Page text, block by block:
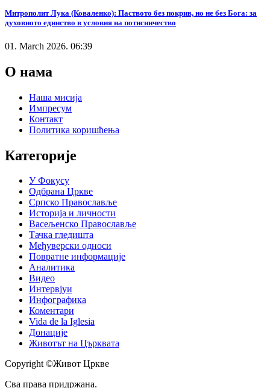
Митрополит Лука (Коваленко): Паството без покрив, но не без Бога: за
духовното единство в условия на потисничество
01. March 2026. 06:39
О нама
Наша мисија
Импресум
Контакт
Политика коришћења
Категорије
У Фокусу
Одбрана Цркве
Српско Православље
Историја и личности
Васељенско Православље
Тачка гледишта
Међуверски односи
Повратне информације
Аналитика
Видео
Интервјуи
Инфографика
Коментари
Vida de la Iglesia
Донације
Животът на Църквата
Copyright ©Живот Цркве
Сва права придржана.